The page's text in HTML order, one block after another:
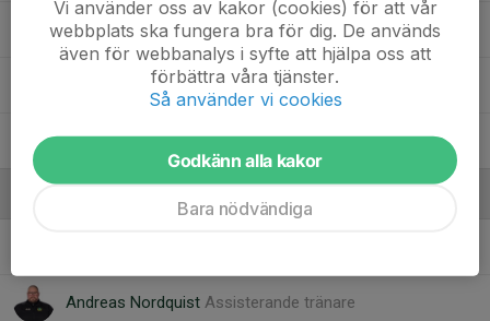
91. Tage Björnsson, J20
92. Samuel Frisk Wesström, J20
96. Rasmus Gustafsson, J20
Andreas Nordquist Assisterande tränare
Vi använder oss av kakor (cookies) för att vår
webbplats ska fungera bra för dig. De används
även för webbanalys i syfte att hjälpa oss att
förbättra våra tjänster.
Så använder vi cookies
Godkänn alla kakor
Bara nödvändiga